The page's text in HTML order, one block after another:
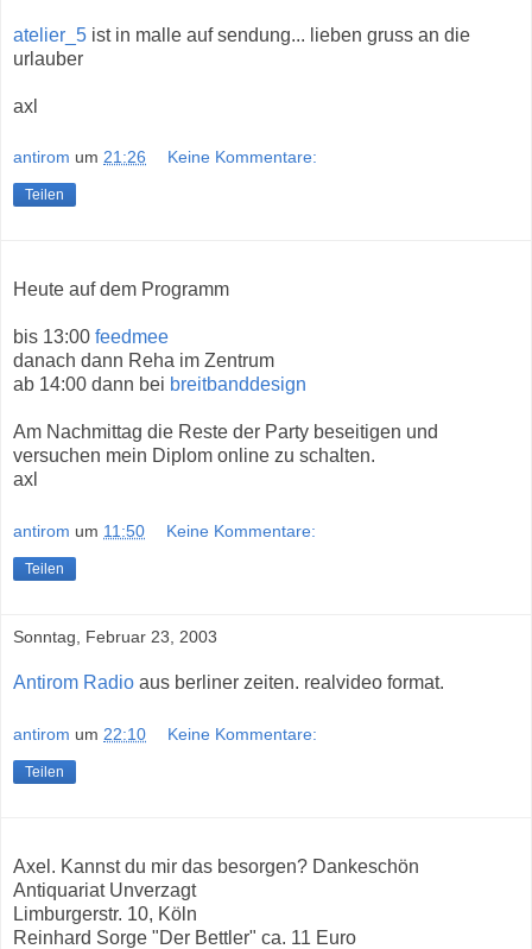
atelier_5 ist in malle auf sendung... lieben gruss an die
urlauber
axl
antirom um 21:26 Keine Kommentare:
Teilen
Heute auf dem Programm
bis 13:00 feedmee
danach dann Reha im Zentrum
ab 14:00 dann bei breitbanddesign
Am Nachmittag die Reste der Party beseitigen und
versuchen mein Diplom online zu schalten.
axl
antirom um 11:50 Keine Kommentare:
Teilen
Sonntag, Februar 23, 2003
Antirom Radio aus berliner zeiten. realvideo format.
antirom um 22:10 Keine Kommentare:
Teilen
Axel. Kannst du mir das besorgen? Dankeschön
Antiquariat Unverzagt
Limburgerstr. 10, Köln
Reinhard Sorge "Der Bettler" ca. 11 Euro